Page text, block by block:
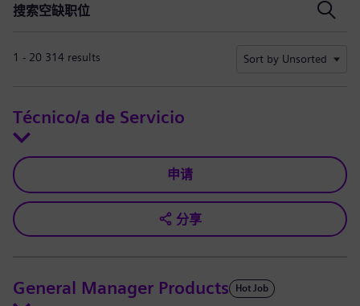
搜索空缺职位
1 - 20 314 results Sort by Unsorted
Técnico/a de Servicio
申请
分享
General Manager Products Hot Job